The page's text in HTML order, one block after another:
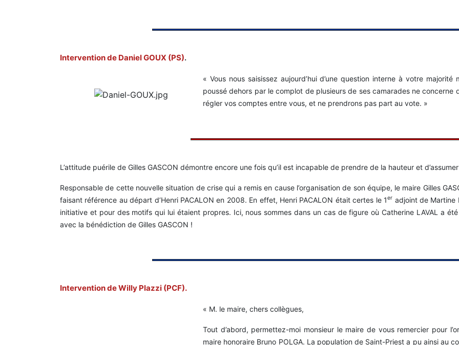
Intervention de Daniel GOUX (PS).
« Vous nous saisissez aujourd’hui d’une question interne à votre
poussé dehors par le complot de plusieurs de ses camarades ne
régler vos comptes entre vous, et ne prendrons pas part au vote. »
L’attitude puérile de Gilles GASCON démontre encore une fois qu’il est incapable de prendre de la hauteur et
Responsable de cette nouvelle situation de crise qui a remis en cause l’organisation de son équipe, le maire Gilles
faisant référence au départ d’Henri PACALON en 2008. En effet, Henri PACALON était certes le 1er adjoint de Martine
initiative et pour des motifs qui lui étaient propres. Ici, nous sommes dans un cas de figure où Catherine LAVAL a
avec la bénédiction de Gilles GASCON !
Intervention de Willy Plazzi (PCF).
« M. le maire, chers collègues,
Tout d’abord, permettez-moi monsieur le maire de vous remercier pour
maire honoraire Bruno POLGA. La population de Saint-Priest a pu ainsi au